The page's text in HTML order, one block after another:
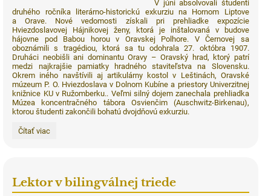
V júni absolvovali študenti
druhého ročníka literárno-historickú exkurziu na Hornom Liptove
a Orave. Nové vedomosti získali pri prehliadke expozície
Hviezdoslavovej Hájnikovej ženy, ktorá je inštalovaná v budove
hájovne pod Babou horou v Oravskej Polhore. V Černovej sa
oboznámili s tragédiou, ktorá sa tu odohrala 27. októbra 1907.
Druháci neobišli ani dominantu Oravy – Oravský hrad, ktorý patrí
medzi najkrajšie pamiatky hradného staviteľstva na Slovensku.
Okrem iného navštívili aj artikulárny kostol v Leštinách, Oravské
múzeum P. O. Hviezdoslava v Dolnom Kubíne a priestory Univerzitnej
knižnice KU v Ružomberku.. Veľmi silný dojem zanechala prehliadka
Múzea koncentračného tábora Osvienčim (Auschwitz-Birkenau),
ktorou študenti zakončili bohatú dvojdňovú exkurziu.
Literárno-
Čítať viac
Lektor v bilingválnej triede